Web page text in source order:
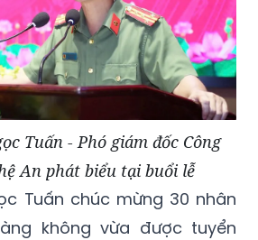
Tuấn - Phó giám đốc Công
An phát biểu tại buổi lễ
Tuấn chúc mừng 30 nhân
không vừa được tuyển